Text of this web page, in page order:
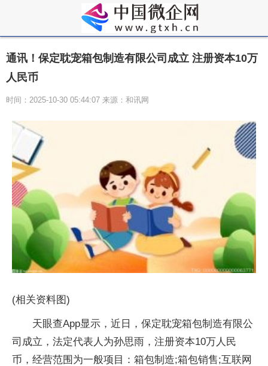
通讯！保定耽宠箱包制造有限公司成立 注册资本10万
人民币
时间：2025-10-30 05:44:07 来源：和讯网
(相关资料图)
天眼查App显示，近日，保定耽宠箱包制造有限公
司成立，法定代表人为孙思雨，注册资本10万人民
币，经营范围为一般项目：箱包制造;箱包销售;互联网